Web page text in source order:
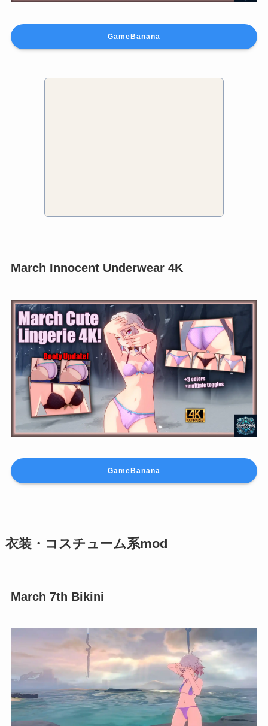
GameBanana
March Innocent Underwear 4K
GameBanana
衣装・コスチューム系mod
March 7th Bikini